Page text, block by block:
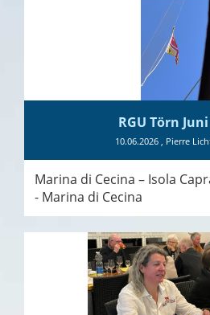
RGU Törn
10.06.2026, Pierre
Marina di Cecina – Isola
- Marina di Cecina